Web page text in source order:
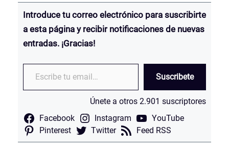
Introduce tu correo electrónico para suscribirte
a esta página y recibir notificaciones de nuevas
entradas. ¡Gracias!
Escribe tu email…
Suscribete
Únete a otros 2.901 suscriptores
Facebook Instagram
YouTube
Pinterest
Twitter Feed RSS